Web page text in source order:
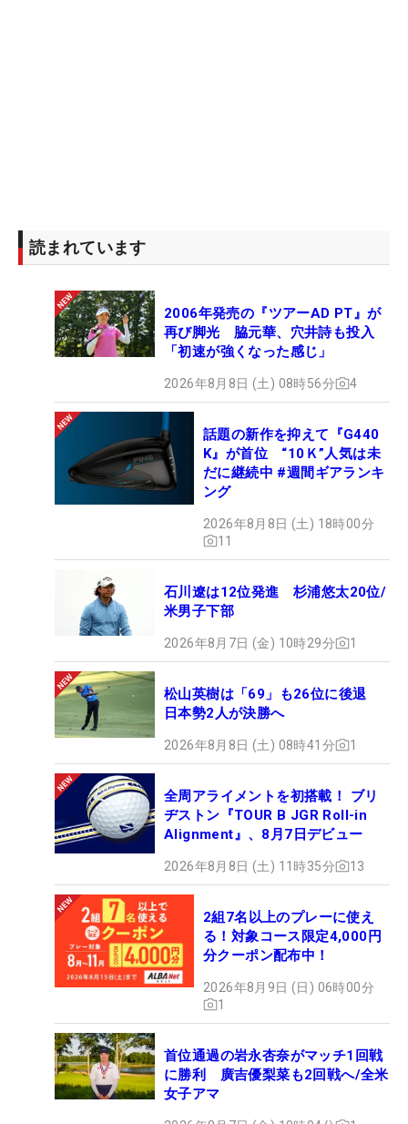
ーに行って、優勝をして、気が済むまでやってやめ
る！って言いたい。30歳までには結婚したいんです
（笑）」など話す姿からは底抜けの明るさを感じ
る。だが「今年は絶対テストに受かりたい」という
言葉はしっかりと熱を帯びている。古江彩佳ら同世
代の活躍は、大きな「刺激」として力になる。
読まれています
2006年発売の『ツアーAD PT』が
再び脚光 脇元華、穴井詩も投入
「初速が強くなった感じ」
2026年8月8日 (土) 08時56分 4
話題の新作を抑えて『G440
K』が首位 “10Ｋ”人気は未
だに継続中 #週間ギアランキ
ング
2026年8月8日 (土) 18時00分
11
石川遼は12位発進 杉浦悠太20位/
米男子下部
2026年8月7日 (金) 10時29分 1
松山英樹は「69」も26位に後退
日本勢2人が決勝へ
2026年8月8日 (土) 08時41分 1
全周アライメントを初搭載！ ブリ
ヂストン『TOUR B JGR Roll-in
Alignment』、8月7日デビュー
2026年8月8日 (土) 11時35分 13
2組7名以上のプレーに使え
る！対象コース限定4,000円
分クーポン配布中！
2026年8月9日 (日) 06時00分
1
首位通過の岩永杏奈がマッチ1回戦
に勝利 廣吉優梨菜も2回戦へ/全米
女子アマ